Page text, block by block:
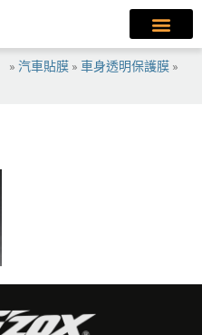
» 汽車貼膜 » 車身透明保護膜 »